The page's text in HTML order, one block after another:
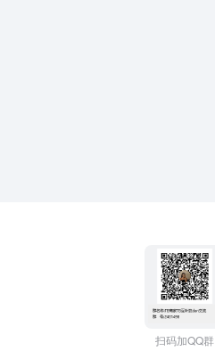
扫码加QQ群